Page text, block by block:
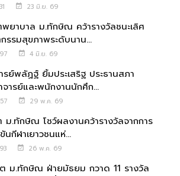
23 มิ.ย. 69
ยาบาล ม.ทักษิณ คว้ารางวัลชนะเลิศ
รรมสุขภาพระดับนาน...
4 มิ.ย. 69
รย์พลัฏฐ์ ยิ้มประเสริฐ ประธานสภา
ารย์และพนักงานนักศึก...
29 พ.ค. 69
ม.ทักษิณ โชว์ผลงานคว้ารางวัลจากการ
นกีฬาเยาวชนแห่...
26 พ.ค. 69
ม.ทักษิณ ฝ่ายมัธยม กวาด 11 รางวัล